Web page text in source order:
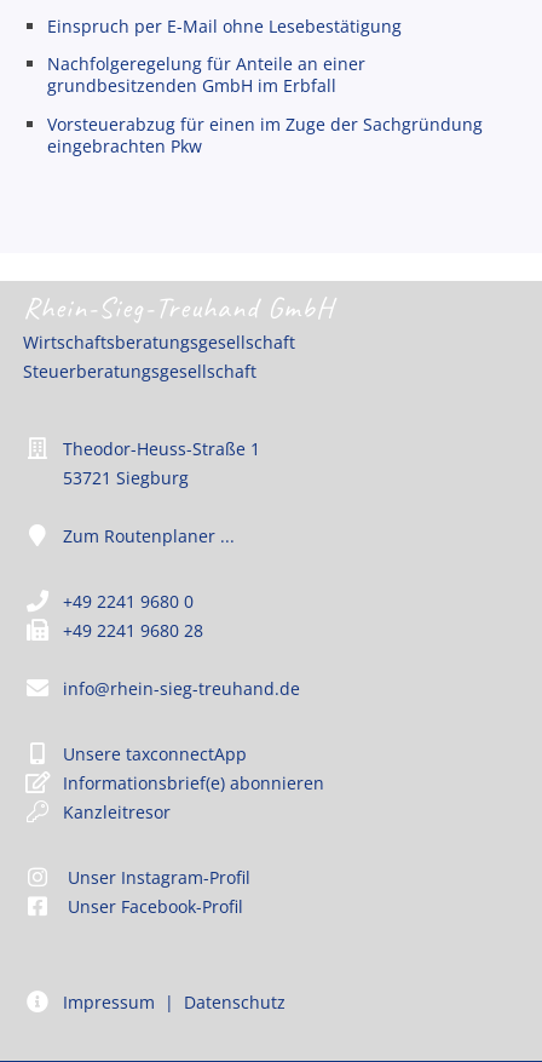
Einspruch per E-Mail ohne Lesebestätigung
Nachfolgeregelung für Anteile an einer
grundbesitzenden GmbH im Erbfall
Vorsteuerabzug für einen im Zuge der Sachgründung
eingebrachten Pkw
Rhein-Sieg-Treuhand GmbH
Wirtschaftsberatungsgesellschaft
Steuerberatungsgesellschaft
Theodor-Heuss-Straße 1
53721 Siegburg
Zum Routenplaner ...
+49 2241 9680 0
+49 2241 9680 28
info@rhein-sieg-treuhand.de
Unsere taxconnectApp
Informationsbrief(e) abonnieren
Kanzleitresor
Unser Instagram-Profil
Unser Facebook-Profil
Impressum | Datenschutz